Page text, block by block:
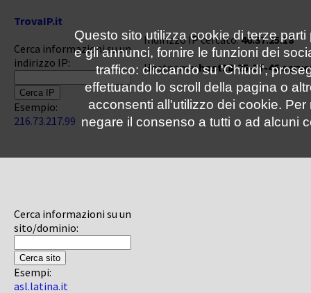
TrovaIP.it
Cerca informazioni su un
indirizzo IP:
Esempio:
216.73.217.99
Cerca informazioni su un
sito/dominio:
Esempi:
asl.latina.it
Indirizzo IP cercato:46.37.25.18
Hostname:host18-25-37-
Questo sito utilizza cookie di terze
e gli annunci, fornire le funzioni dei
traffico: cliccando su 'Chiudi',
effettuando lo scroll della pagina o
acconsenti all'utilizzo dei cookie.
negare il consenso a tutti o ad alcuni